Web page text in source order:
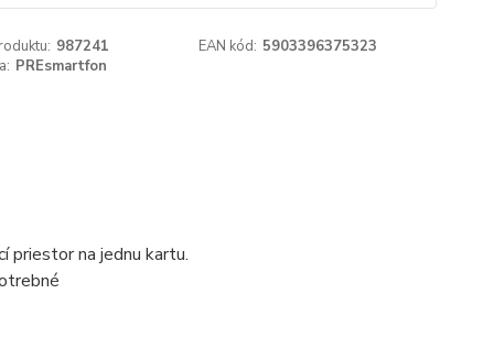
987241 EAN kód: 5903396375323
PREsmartfon
priestor na jednu kartu.